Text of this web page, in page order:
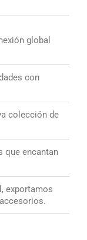
global
con
colección de
que encantan
exportamos